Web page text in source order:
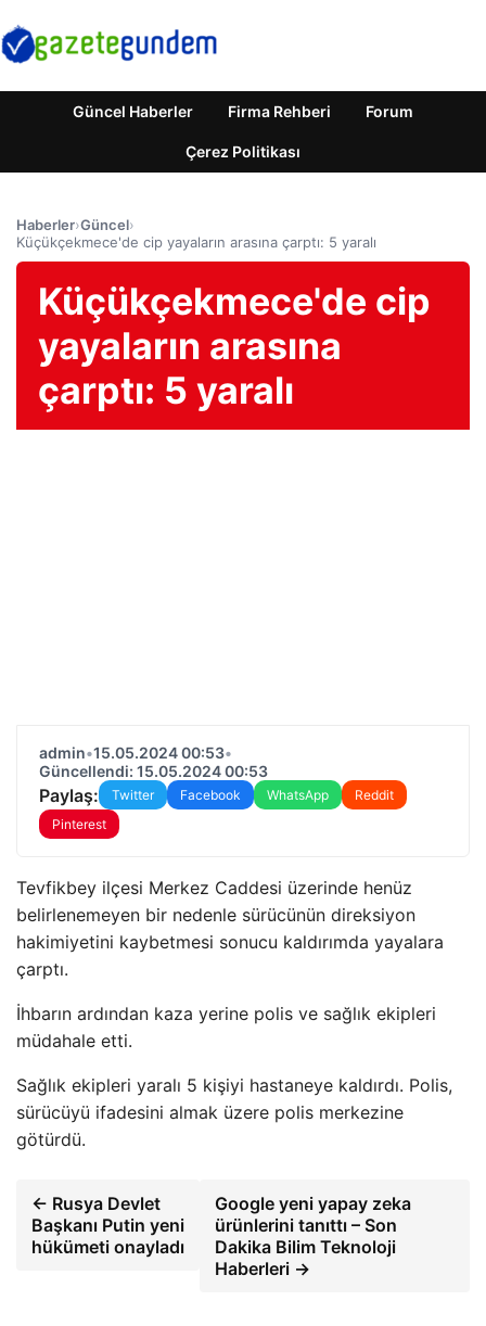
Güncel Haberler Firma Rehberi Forum
Çerez Politikası
Haberler›Güncel›
Küçükçekmece'de cip yayaların arasına çarptı: 5 yaralı
Küçükçekmece'de cip
yayaların arasına
çarptı: 5 yaralı
admin•15.05.2024 00:53•
Güncellendi: 15.05.2024 00:53
Paylaş: Twitter Facebook WhatsApp
Reddit
Pinterest
Tevfikbey ilçesi Merkez Caddesi üzerinde henüz
belirlenemeyen bir nedenle sürücünün direksiyon
hakimiyetini kaybetmesi sonucu kaldırımda yayalara
çarptı.
İhbarın ardından kaza yerine polis ve sağlık ekipleri
müdahale etti.
Sağlık ekipleri yaralı 5 kişiyi hastaneye kaldırdı. Polis,
sürücüyü ifadesini almak üzere polis merkezine
götürdü.
← Rusya Devlet
Başkanı Putin yeni
hükümeti onayladı
Google yeni yapay zeka
ürünlerini tanıttı – Son
Dakika Bilim Teknoloji
Haberleri →